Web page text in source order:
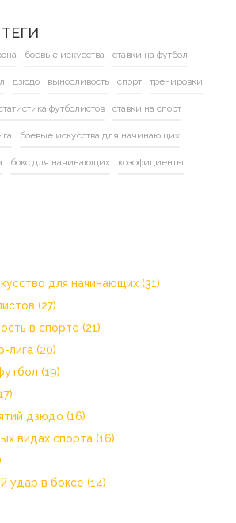
боевые искусства ставки на футбол
дзюдо выносливость спорт тренировки
футболистов ставки на спорт
боевые искусства для начинающих
бокс для начинающих коэффициенты
для начинающих (31)
(27)
в спорте (21)
лига (20)
(19)
дзюдо (16)
видах спорта (16)
удар в боксе (14)